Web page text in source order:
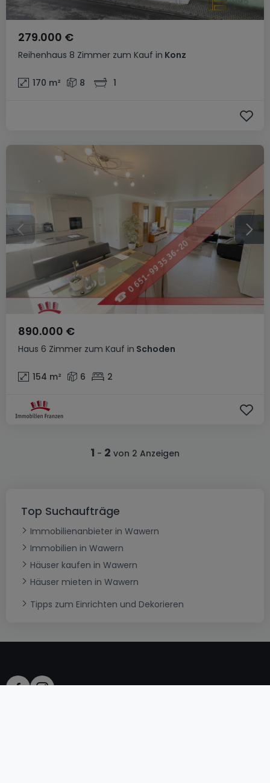
Reihenhaus 8 Zimmer zum Kauf in Konz
279.000 €
170 m² 8 1
Haus 6 Zimmer zum Kauf in Schoden
890.000 €
154 m² 6 2
1 - 2 von 2 Anzeigen
Top Suchaufträge
Immobilienanbieter in Wawern
Immobilien in Wawern
Häuser kaufen in Wawern
Häuser mieten in Wawern
Tipps zum Einrichten und Dekorieren